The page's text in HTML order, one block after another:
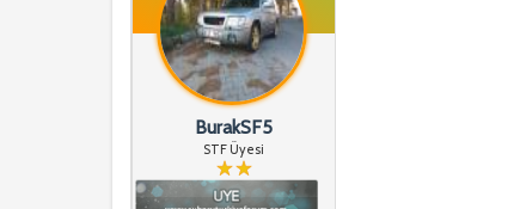
BurakSF5
STF Üyesi